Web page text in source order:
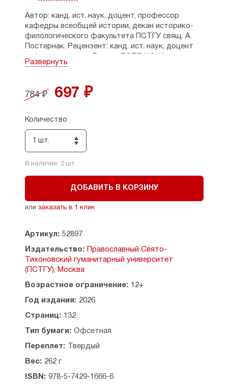
Автор: канд. ист. наук, доцент, профессор
кафедры всеобщей истории, декан историко-
филологического факультета ПСТГУ свящ. А.
Постернак. Рецензент: канд. ист. наук, доцент
Белоногова. Рекомендовано к изданию:
Развернуть
784 ₽ 697 ₽
Количество
1 шт.
В наличии: 2шт.
ДОБАВИТЬ В КОРЗИНУ
или заказать в 1 клик
Артикул: 52897
Издательство:
Православный Свято-
Тихоновский гуманитарный университет
(ПСТГУ), Москва
Возрастное ограничение: 12+
Год издания: 2026
Страниц: 132
Тип бумаги: Офсетная
Переплет: Твердый
Вес: 262 г
ISBN: 978-5-7429-1666-6